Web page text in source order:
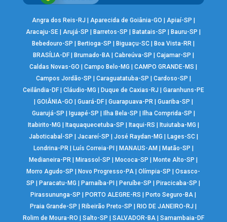
Angra dos Reis-RJ | Aparecida de Goiânia-GO | Apiaí-SP |
Aracaju-SE | Arujá-SP |Barretos-SP |Batatais-SP |Bauru-SP |
Bebedouro-SP |Bertioga-SP |Biguaçu-SC |Boa Vista-RR |
BRASÍLIA-DF| Brumado-BA| Cabreúva-SP | Cajamar-SP |
Caldas Novas-GO |Campo Belo-MG |CAMPO GRANDE-MS |
Campos Jordão-SP | Caraguatatuba-SP | Cardoso-SP |
Ceilândia-DF| Cláudio-MG | Duque de Caxias-RJ | Garanhuns-PE
| GOIÂNIA-GO | Guará-DF| Guarapuava-PR | Guariba-SP |
Guarujá-SP | Iguapé-SP | Ilha Bela-SP | Ilha Comprida-SP |
Itabirito-MG | Itaquaquecetuba-SP | Itaqui-RS | Ituiutaba-MG |
Jaboticabal-SP | Jacareí-SP | José Raydan-MG | Lages-SC|
Londrina-PR | Luís Correia-PI | MANAUS-AM | Matão-SP |
Medianeira-PR |Mirassol-SP |Mococa-SP |Monte Alto-SP |
Morro Agudo-SP |Novo Progresso-PA |Olímpia-SP |Osasco-
SP |Paracatu-MG |Parnaíba-PI |Peruíbe-SP |Piracicaba-SP |
Pirassununga-SP |PORTO ALEGRE-RS |Porto Seguro-BA |
Praia Grande-SP |Ribeirão Preto-SP |RIO DE JANEIRO-RJ |
Rolim de Moura-RO | Salto-SP | SALVADOR-BA| Samambaia-DF